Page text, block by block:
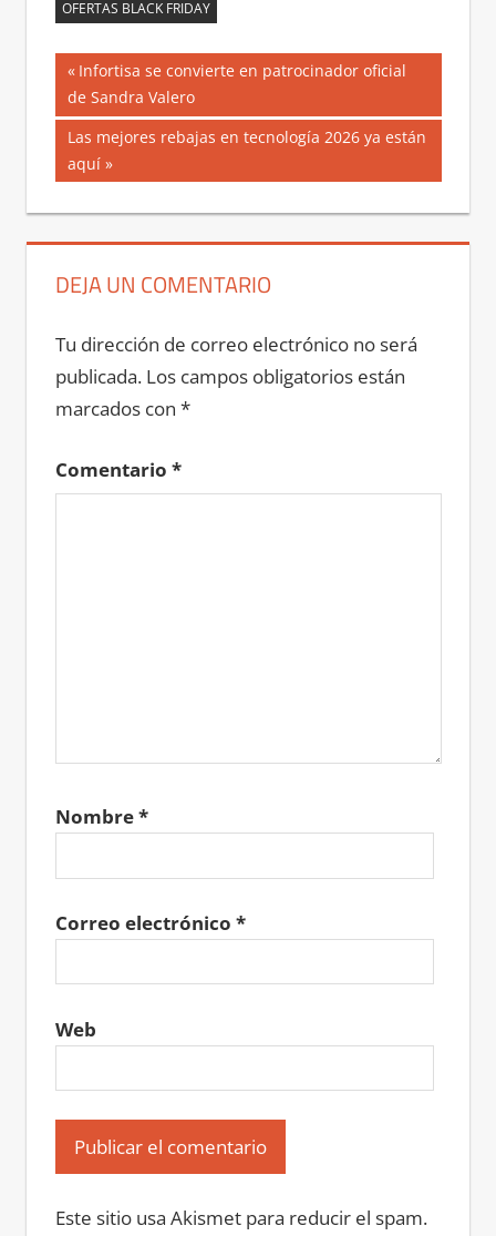
OFERTAS BLACK FRIDAY
Navegación
de
entradas
Entrada
anterior:
Infortisa se convierte en patrocinador oficial
de Sandra Valero
Siguiente
entrada:
Las mejores rebajas en tecnología 2026 ya están
aquí
DEJA UN COMENTARIO
Tu dirección de correo electrónico no será
publicada. Los campos obligatorios están
marcados con *
Comentario *
Nombre*
Correo electrónico *
Web
Este sitio usa Akismet para reducir el spam.